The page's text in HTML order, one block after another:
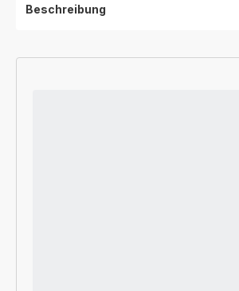
Beschreibung